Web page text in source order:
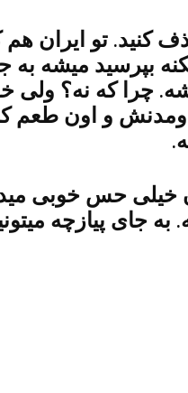
کنید. تو ایران هم
بپرسید میشه به
چرا که نه؟
و اون طعم
خیلی حس خوبی
جای پیازچه